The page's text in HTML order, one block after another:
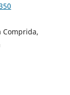
Comprida,